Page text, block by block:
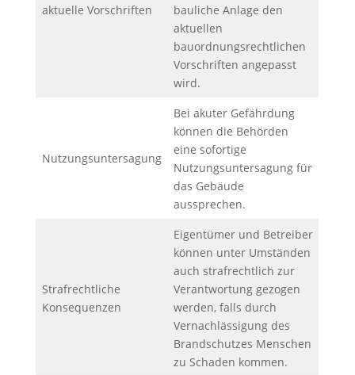
aktuelle Vorschriften
bauliche Anlage den
aktuellen
bauordnungsrechtlichen
Vorschriften angepasst
wird.
Nutzungsuntersagung
Bei akuter Gefährdung
können die Behörden
eine sofortige
Nutzungsuntersagung für
das Gebäude
aussprechen.
Strafrechtliche
Konsequenzen
Eigentümer und Betreiber
können unter Umständen
auch strafrechtlich zur
Verantwortung gezogen
werden, falls durch
Vernachlässigung des
Brandschutzes Menschen
zu Schaden kommen.